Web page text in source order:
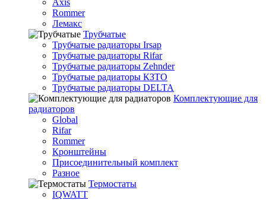
Axis
Rommer
Лемакс
Трубчатые
Трубчатые радиаторы Irsap
Трубчатые радиаторы Rifar
Трубчатые радиаторы Zehnder
Трубчатые радиаторы КЗТО
Трубчатые радиаторы DELTA
Комплектующие для
радиаторов
Global
Rifar
Rommer
Кронштейны
Присоединительный комплект
Разное
Термостаты
IQWATT